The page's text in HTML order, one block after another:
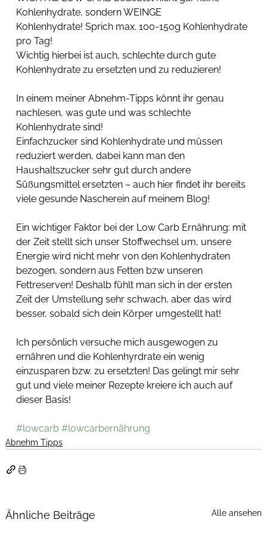
Kohlenhydrate, sondern WEINGE
Kohlenhydrate! Sprich max. 100-150g Kohlenhydrate
pro Tag!
Wichtig hierbei ist auch, schlechte durch gute
Kohlenhydrate zu ersetzten und zu reduzieren!
In einem meiner Abnehm-Tipps könnt ihr genau
nachlesen, was gute und was schlechte
Kohlenhydrate sind!
Einfachzucker sind Kohlenhydrate und müssen
reduziert werden, dabei kann man den
Haushaltszucker sehr gut durch andere
Süßungsmittel ersetzten – auch hier findet ihr bereits
viele gesunde Nascherein auf meinem Blog!
Ein wichtiger Faktor bei der Low Carb Ernährung: mit
der Zeit stellt sich unser Stoffwechsel um, unsere
Energie wird nicht mehr von den Kohlenhydraten
bezogen, sondern aus Fetten bzw unseren
Fettreserven! Deshalb fühlt man sich in der ersten
Zeit der Umstellung sehr schwach, aber das wird
besser, sobald sich dein Körper umgestellt hat!
Ich persönlich versuche mich ausgewogen zu
ernähren und die Kohlenhyrdrate ein wenig
einzusparen bzw. zu ersetzten! Das gelingt mir sehr
gut und viele meiner Rezepte kreiere ich auch auf
dieser Basis!
#lowcarb #lowcarbernährung
Abnehm Tipps
Ähnliche Beiträge Alle ansehen